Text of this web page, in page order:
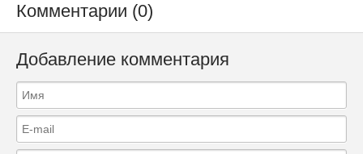
Комментарии (0)
Добавление комментария